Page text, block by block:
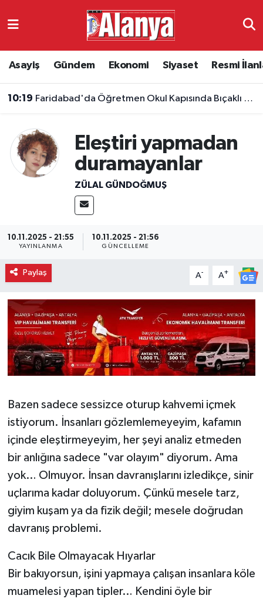
Asayiş Gündem Ekonomi Siyaset Resmi
10:19 Faridabad'da Öğretmen Okul Kapısında Bıçaklı Saldırıda Öldürüldü
Eleştiri yapmadan
duramayanlar
ZÜLAL GÜNDOĞMUŞ
10.11.2025 - 21:55
YAYINLANMA
10.11.2025 - 21:56
GÜNCELLEME
Paylaş A- A+
Bazen sadece sessizce oturup kahvemi içmek
istiyorum. İnsanları gözlemlemeyeyim, kafamın
içinde eleştirmeyeyim, her şeyi analiz etmeden
bir anlığına sadece "var olayım" diyorum. Ama
yok… Olmuyor. İnsan davranışlarını izledikçe, sinir
uçlarıma kadar doluyorum. Çünkü mesele tarz,
giyim kuşam ya da fizik değil; mesele doğrudan
davranış problemi.
Cacık Bile Olmayacak Hıyarlar
Bir bakıyorsun, işini yapmaya çalışan insanlara köle
muamelesi yapan tipler… Kendini öyle bir
Ekonomi
Siyaset
Resmi İlanlar
Alanyaspor
Antalya Namaz Vakitleri
Antalya Trafik Yoğunluk Haritası
Süper Lig Puan Durumu ve Fikstür
Tüm Manşetler